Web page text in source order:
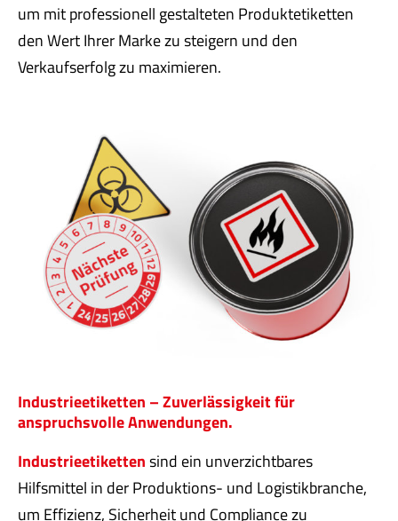
um mit professionell gestalteten Produktetiketten
den Wert Ihrer Marke zu steigern und den
Verkaufserfolg zu maximieren.
Industrieetiketten – Zuverlässigkeit für
anspruchsvolle Anwendungen.
Industrieetikettensind ein unverzichtbares
Hilfsmittel in der Produktions- und Logistikbranche,
um Effizienz, Sicherheit und Compliance zu